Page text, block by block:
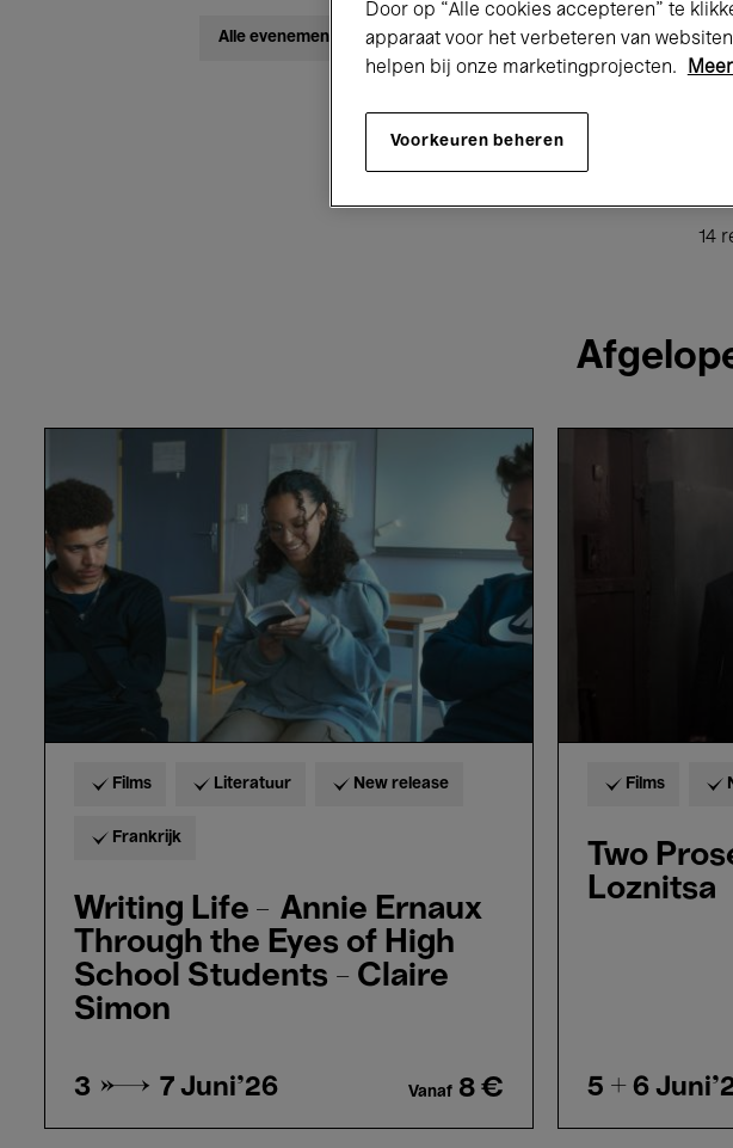
Alle evenementen Concerten Tentoonstellingen
Voor iedereen
14
–
Ernaux
Through
the
Eyes
of
Simon
Films Literatuur New release
Frankrijk
Writing Life – Annie Ernaux
Through the Eyes of High
School Students - Claire
Simon
3 → 7 Juni'26 Vanaf 8 €
Films
Two
Loznitsa
5 + 6
Door op “Alle cookies accepteren” te
apparaat voor het verbeteren van
helpen bij onze marketingprojecten.
Voorkeuren beheren